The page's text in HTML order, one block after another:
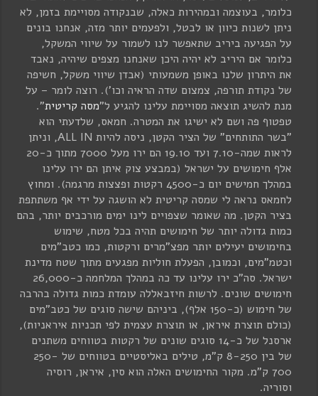
כלומר, בעוצמה ובמהירות כאלה, שבנקודה מסויימת בזמן, לא
ניתן לשנות כיוון או לבטל, ולפעמים יותר מזה, אנחנו בונים
על הפגיעה ביריב שתאפשר לנו לשמור על שיווי המשקל,
כלומר אם היריב לא יהיה היכן שאנחנו מצפים שיהיה, נאבד
את היתרון שלנו באופן משמעותי (אבדן שיווי משקל, חשיפה
של נקודת תורפה, צמצום שדה הראיה וכו'). רוצה לומר – על
מנת להשיג תוצאה מסויימת עלינו להגיע ל"מסה קריטית".
טפטוף פה ושם לא ישיגו את המטרה. חמאס, שלדעתי הוא
"בשר התותחים" של הציר הקטן, ניסה להיות ALL IN, וניתן
לראות שמה-7.10 ועד 19.10 הם ירו מעל 7000 מתוך כ-20
אלף חימושים על ישראל (במבצע צוק איתן הם ירו עלינו
במהלך חמישים יום כ-4500 רקטות ופצצות מרגמה). ומחוץ
לחמאס נראה לי שמסה קריטית לא הושגה על ידי אף משתתפת
בציר הקטן. מה שאומר שצפויים לינו ימים מורכבים יותר, בהם
כמות גדולה יותר של חימושים תהיה בכל מטח, שימוש
בחימושים יעילים יותר מפצ"מרים ורקטות, כמו כטב"מים
וכטמ"מים, וכמובן, הפעלת חוליות מפגעים מתוך שטח מדינת
ישראל. סה"כ ירו עלינו עד כה במהלך המלחמה כ-26,000
חימושים שונים. לרשות חיזבאללה עומדת כמות גדולה בהרבה
של חימוש (כ-150 אלף), ביניהם שישה סוגים של כטב"מים
(כולם תוצרת איראן, או תוצרת עצמית לפי תכניות איראניות),
ארסנל של כ-14 סוגים שונים של רקטות בטווחים משתנים
של בין 8-250 ק"מ, טילים באליסטיים בטווחים של 250-
700 ק"מ. מקור החימושים האלה הוא סין, איראן, רוסיה
וסוריה.